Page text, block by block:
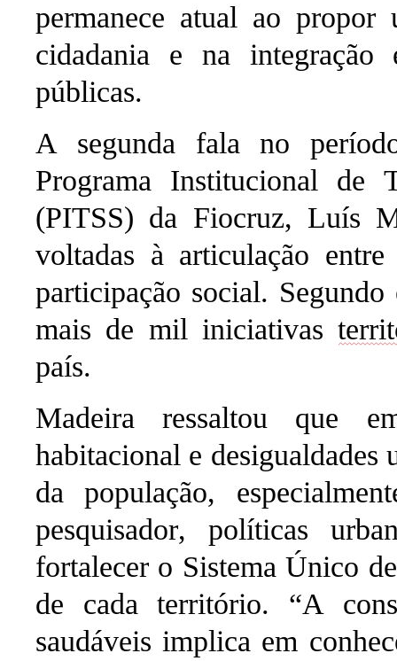
permanece atual ao
cidadania e na integração
públicas.
A segunda fala no
Programa Institucional de
(PITSS) da Fiocruz, Luís
voltadas à articulação
participação social.
mais de mil iniciativas
país.
Madeira ressaltou que
habitacional e desigualdades
da população,
pesquisador, políticas
fortalecer o Sistema Único
de cada território.
“A
saudáveis implica em